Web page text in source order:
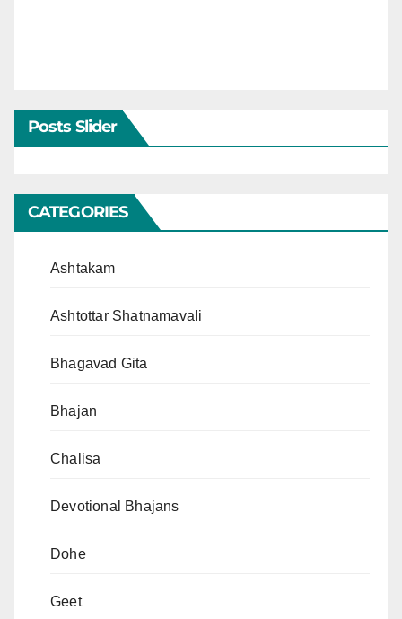
Posts Slider
CATEGORIES
Ashtakam
Ashtottar Shatnamavali
Bhagavad Gita
Bhajan
Chalisa
Devotional Bhajans
Dohe
Geet